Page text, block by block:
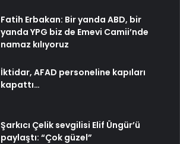
Fatih Erbakan: Bir yanda ABD, bir
yanda YPG biz de Emevi Camii’nde
namaz kılıyoruz
İktidar, AFAD personeline kapıları
kapattı…
Şarkıcı Çelik sevgilisi Elif Üngür’ü
paylaştı: “Çok güzel”